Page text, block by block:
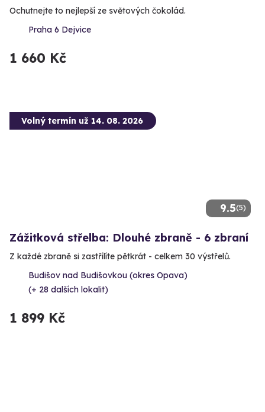
Ochutnejte to nejlepší ze světových čokolád.
Praha 6 Dejvice
1 660 Kč
9.5(5)
Volný termín už 14. 08. 2026
Zážitková střelba: Dlouhé zbraně - 6 zbraní
Z každé zbraně si zastřílíte pětkrát - celkem 30 výstřelů.
Budišov nad Budišovkou (okres Opava)
(+ 28 dalších lokalit)
1 899 Kč